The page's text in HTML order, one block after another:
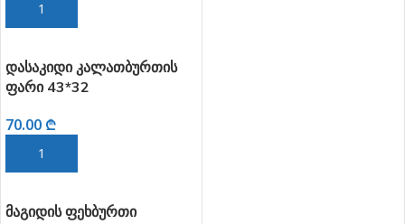
ᲙᲐᲚᲐᲗᲐᲨᲘ ᲓᲐᲛᲐᲢᲔᲑᲐ
დასაკიდი კალათბურთის
ფარი 43*32
70.00 ₾
ᲙᲐᲚᲐᲗᲐᲨᲘ ᲓᲐᲛᲐᲢᲔᲑᲐ
მაგიდის ფეხბურთი